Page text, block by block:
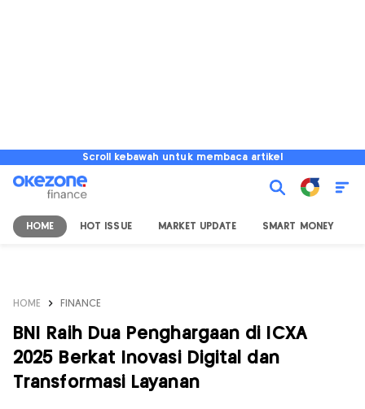
Scroll kebawah untuk membaca artikel
HOME HOT ISSUE MARKET UPDATE SMART MONEY
HOME FINANCE
BNI Raih Dua Penghargaan di ICXA
2025 Berkat Inovasi Digital dan
Transformasi Layanan